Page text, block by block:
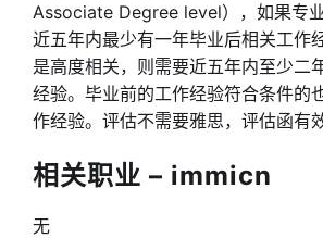
Associate Degree level），如果专
近五年内最少有一年毕业后相关工作
是高度相关，则需要近五年内至少二
经验。毕业前的工作经验符合条件的
作经验。评估不需要雅思，评估函有
相关职业 – immicn
无